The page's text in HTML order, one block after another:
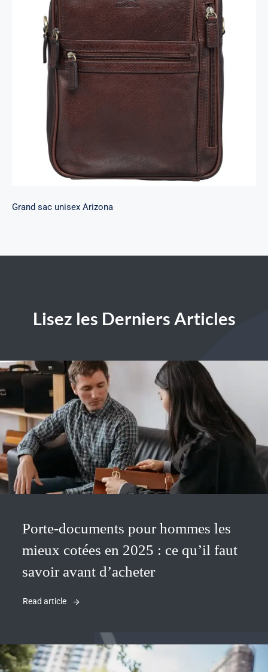
Grand sac unisex Arizona
Grand sac unisex Arizona
Lisez les Derniers Articles
Porte-documents pour hommes les
mieux cotées en 2025 : ce qu’il faut
savoir avant d’acheter
Read article